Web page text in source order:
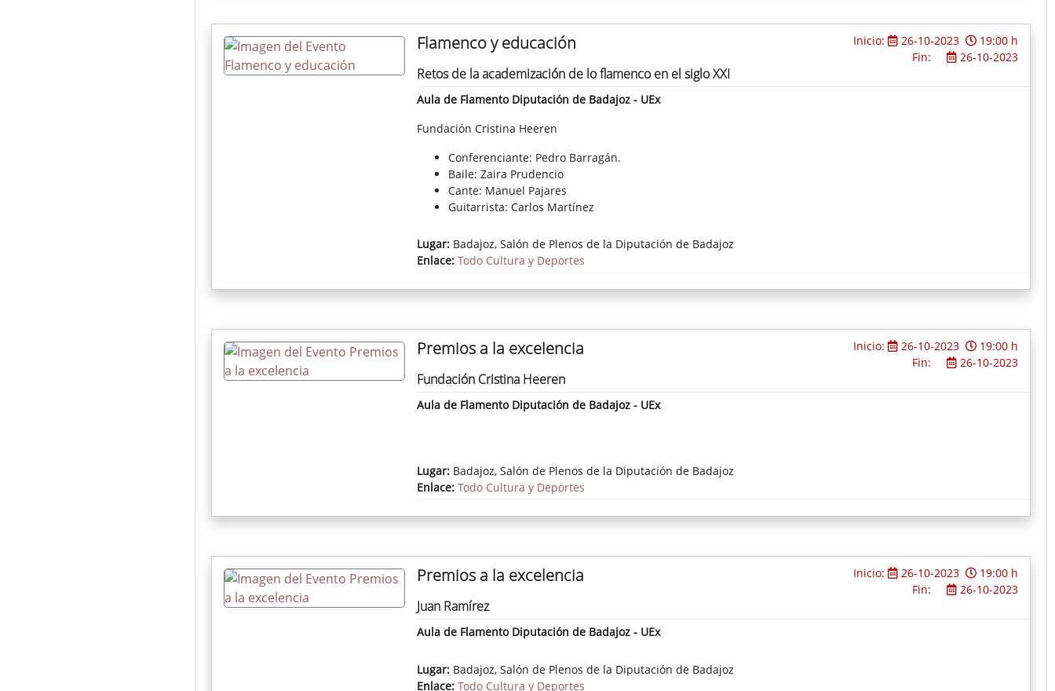
Flamenco y educación Inicio: 26-10-2023
19:00 h
Fin:
26-10-2023
Retos de la academización de lo flamenco en el siglo XXI
Aula de Flamento Diputación de Badajoz - UEx
Fundación Cristina Heeren
Conferenciante: Pedro Barragán.
Baile: Zaira Prudencio
Cante: Manuel Pajares
Guitarrista: Carlos Martínez
Lugar:Badajoz, Salón de Plenos de la Diputación de Badajoz
Enlace: Todo Cultura y Deportes
Premios a la excelencia Inicio: 26-10-2023
19:00 h
Fin:
26-10-2023
Fundación Cristina Heeren
Aula de Flamento Diputación de Badajoz - UEx
Lugar:Badajoz, Salón de Plenos de la Diputación de Badajoz
Enlace: Todo Cultura y Deportes
Premios a la excelencia Inicio: 26-10-2023
19:00 h
Fin:
26-10-2023
Juan Ramírez
Aula de Flamento Diputación de Badajoz - UEx
Lugar:Badajoz, Salón de Plenos de la Diputación de Badajoz
Enlace: Todo Cultura y Deportes